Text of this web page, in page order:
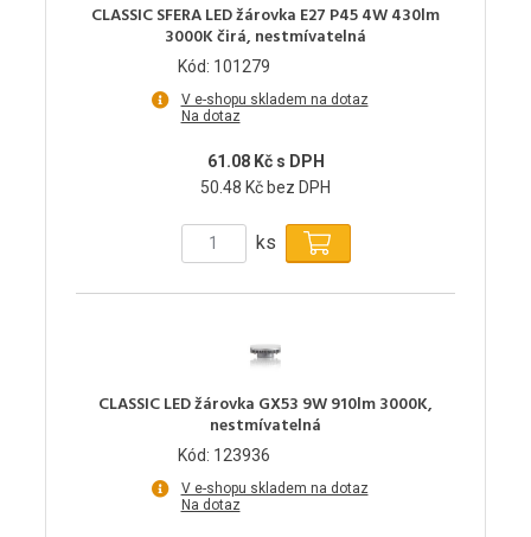
CLASSIC SFERA LED žárovka E27 P45 4W 430lm
3000K čirá, nestmívatelná
Kód: 101279
V e-shopu skladem na dotaz
Na dotaz
61.08 Kč s DPH
50.48 Kč bez DPH
ks
CLASSIC LED žárovka GX53 9W 910lm 3000K,
nestmívatelná
Kód: 123936
V e-shopu skladem na dotaz
Na dotaz